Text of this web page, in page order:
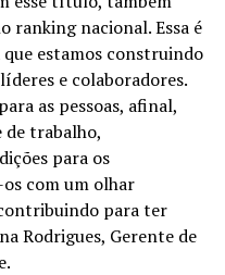
ranking nacional. Essa é
estamos construindo
e colaboradores.
as pessoas, afinal,
de trabalho,
para os
com um olhar
para ter
Rodrigues, Gerente de